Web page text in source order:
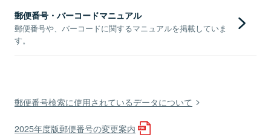
郵便番号・バーコードマニュアル
郵便番号や、バーコードに関するマニュアルを掲載していま
す。
郵便番号検索に使用されているデータについて
2025年度版郵便番号の変更案内